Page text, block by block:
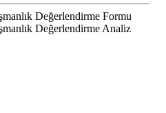
Değerlendirme Formu
Değerlendirme Analiz